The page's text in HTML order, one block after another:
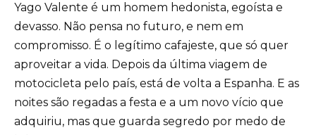
Yago Valente é um homem hedonista, egoísta e
devasso. Não pensa no futuro, e nem em
compromisso. É o legítimo cafajeste, que só quer
aproveitar a vida. Depois da última viagem de
motocicleta pelo país, está de volta a Espanha. E as
noites são regadas a festa e a um novo vício que
adquiriu, mas que guarda segredo por medo de